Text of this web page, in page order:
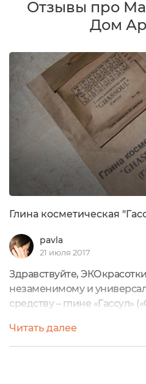
Отзывы про
Дом
Глина косметическая
pavla
21 июля 2017
Здравствуйте,
незаменимому и
средству – глине «Гассул»
формы выпуска: 300 г. и 1
– это вулканическая
Читать далее